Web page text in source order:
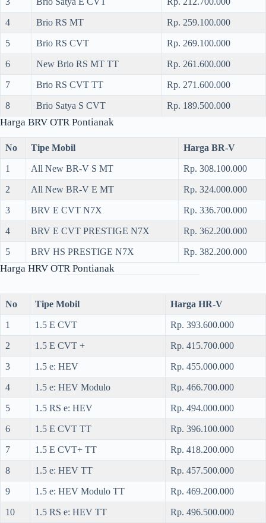
4 Brio RS MT Rp. 259.100.000
5 Brio RS CVT Rp. 269.100.000
6 New Brio RS MT TT Rp. 261.600.000
7 Brio RS CVT TT Rp. 271.600.000
8 Brio Satya S CVT Rp. 189.500.000
Harga BRV OTR Pontianak
No Tipe Mobil Harga BR-V
1 All New BR-V S MT Rp. 308.100.000
2 All New BR-V E MT Rp. 324.000.000
3 BRV E CVT N7X Rp. 336.700.000
4 BRV E CVT PRESTIGE N7X Rp. 362.200.000
5 BRV HS PRESTIGE N7X Rp. 382.200.000
Harga HRV OTR Pontianak
No Tipe Mobil Harga HR-V
1 1.5 E CVT Rp. 393.600.000
2 1.5 E CVT + Rp. 415.700.000
3 1.5 e: HEV Rp. 455.000.000
4 1.5 e: HEV Modulo Rp. 466.700.000
5 1.5 RS e: HEV Rp. 494.000.000
6 1.5 E CVT TT Rp. 396.100.000
7 1.5 E CVT+ TT Rp. 418.200.000
8 1.5 e: HEV TT Rp. 457.500.000
9 1.5 e: HEV Modulo TT Rp. 469.200.000
10 1.5 RS e: HEV TT Rp. 496.500.000